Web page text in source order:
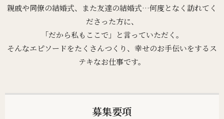
親戚や同僚の結婚式、また友達の結婚式…何度となく訪れてく
ださった方に、
「だから私もここで」と言っていただく。
そんなエピソードをたくさんつくり、幸せのお手伝いをするス
テキなお仕事です。
募集要項